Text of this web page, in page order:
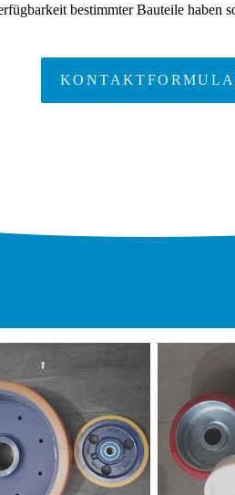
bestimmter Bauteile haben